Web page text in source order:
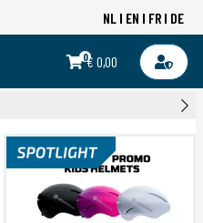
NL EN FR DE
0€ 0,00